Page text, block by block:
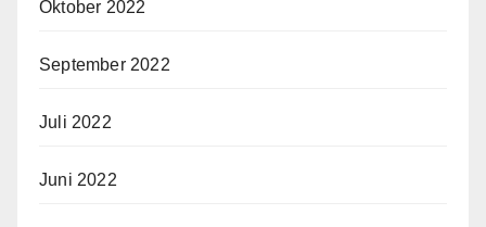
Oktober 2022
September 2022
Juli 2022
Juni 2022